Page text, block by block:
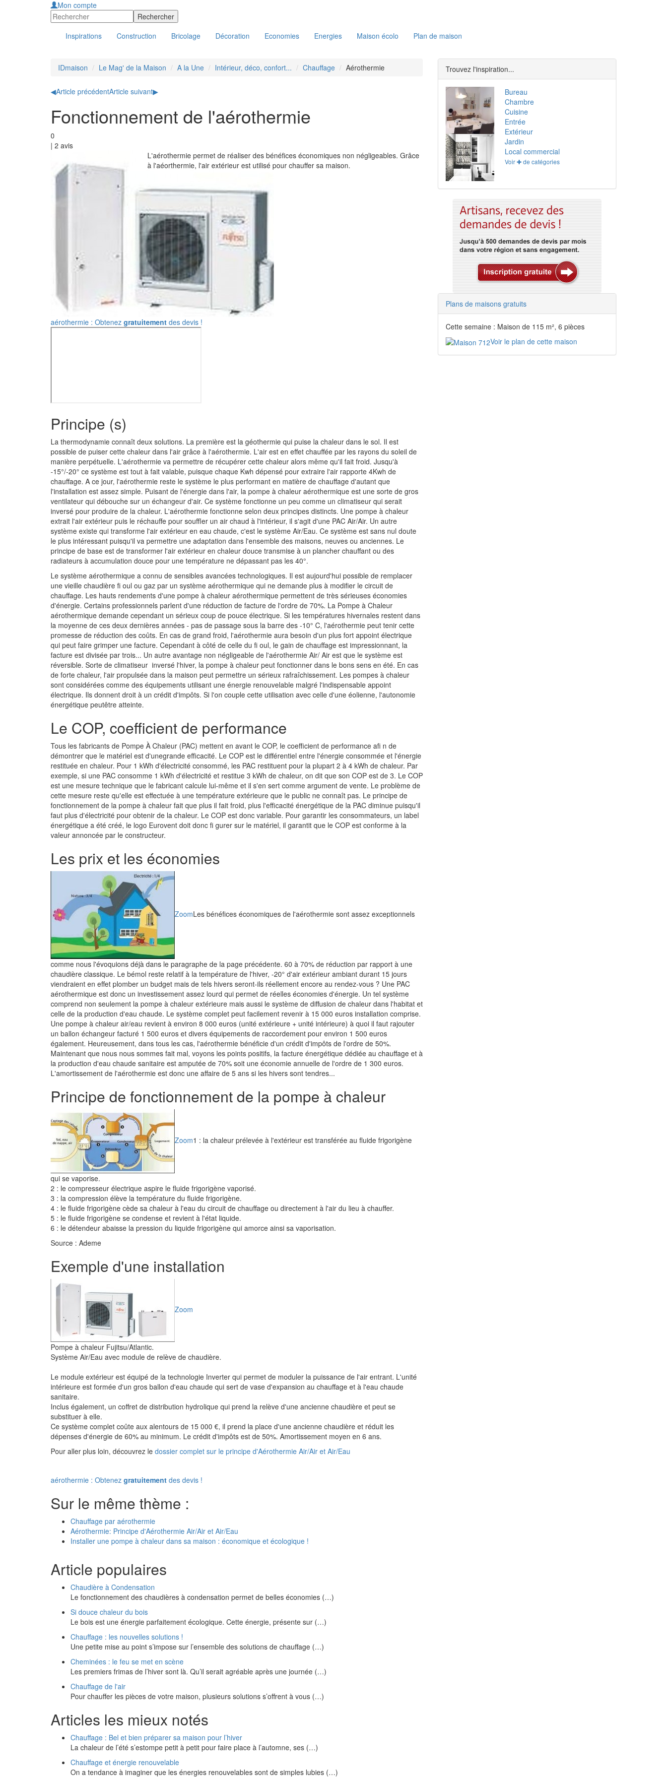
Mon compte
Inspirations Construction Bricolage Décoration Economies Energies Maison écolo Plan de maison
IDmaison Le Mag' de la Maison A la Une Intérieur, déco, confort... Chauffage Aérothermie
◀Article précédentArticle suivant▶
Fonctionnement de l'aérothermie
0
| 2 avis
L'aérothermie permet de réaliser des bénéfices économiques non négligeables. Grâce
à l'aéorthermie, l'air extérieur est utilisé pour chauffer sa maison.
aérothermie : Obtenez gratuitement des devis !
Principe (s)
La thermodynamie connaît deux solutions. La première est la géothermie qui puise la chaleur dans le sol. Il est
possible de puiser cette chaleur dans l'air grâce à l'aérothermie. L'air est en effet chauffée par les rayons du soleil de
manière perpétuelle. L'aérothermie va permettre de récupérer cette chaleur alors même qu'il fait froid. Jusqu'à
-15°/-20° ce système est tout à fait valable, puisque chaque Kwh dépensé pour extraire l'air rapporte 4Kwh de
chauffage. A ce jour, l'aérothermie reste le système le plus performant en matière de chauffage d'autant que
l'installation est assez simple. Puisant de l'énergie dans l'air, la pompe à chaleur aérothermique est une sorte de gros
ventilateur qui débouche sur un échangeur d'air. Ce système fonctionne un peu comme un climatiseur qui serait
inversé pour produire de la chaleur. L'aérothermie fonctionne selon deux principes distincts. Une pompe à chaleur
extrait l'air extérieur puis le réchauffe pour souffler un air chaud à l'intérieur, il s'agit d'une PAC Air/Air. Un autre
système existe qui transforme l'air extérieur en eau chaude, c'est le système Air/Eau. Ce système est sans nul doute
le plus intéressant puisqu'il va permettre une adaptation dans l'ensemble des maisons, neuves ou anciennes. Le
principe de base est de transformer l'air extérieur en chaleur douce transmise à un plancher chauffant ou des
radiateurs à accumulation douce pour une température ne dépassant pas les 40°.
Le système aérothermique a connu de sensibles avancées technologiques. Il est aujourd'hui possible de remplacer
une vieille chaudière fi oul ou gaz par un système aérothermique qui ne demande plus à modifier le circuit de
chauffage. Les hauts rendements d'une pompe à chaleur aérothermique permettent de très sérieuses économies
d'énergie. Certains professionnels parlent d'une réduction de facture de l'ordre de 70%. La Pompe à Chaleur
aérothermique demande cependant un sérieux coup de pouce électrique. Si les températures hivernales restent dans
la moyenne de ces deux dernières années - pas de passage sous la barre des -10° C, l'aérothermie peut tenir cette
promesse de réduction des coûts. En cas de grand froid, l'aérothermie aura besoin d'un plus fort appoint électrique
qui peut faire grimper une facture. Cependant à côté de celle du fi oul, le gain de chauffage est impressionnant, la
facture est divisée par trois... Un autre avantage non négligeable de l'aérothermie Air/ Air est que le système est
réversible. Sorte de climatiseur inversé l'hiver, la pompe à chaleur peut fonctionner dans le bons sens en été. En cas
de forte chaleur, l'air propulsée dans la maison peut permettre un sérieux rafraîchissement. Les pompes à chaleur
sont considérées comme des équipements utilisant une énergie renouvelable malgré l'indispensable appoint
électrique. Ils donnent droit à un crédit d'impôts. Si l'on couple cette utilisation avec celle d'une éolienne, l'autonomie
énergétique peutêtre atteinte.
Le COP, coefficient de performance
Tous les fabricants de Pompe À Chaleur (PAC) mettent en avant le COP, le coefficient de performance afi n de
démontrer que le matériel est d'unegrande efficacité. Le COP est le différentiel entre l'énergie consommée et l'énergie
restituée en chaleur. Pour 1 kWh d'électricité consommé, les PAC restituent pour la plupart 2 à 4 kWh de chaleur. Par
exemple, si une PAC consomme 1 kWh d'électricité et restitue 3 kWh de chaleur, on dit que son COP est de 3. Le COP
est une mesure technique que le fabricant calcule lui-même et il s'en sert comme argument de vente. Le problème de
cette mesure reste qu'elle est effectuée à une température extérieure que le public ne connaît pas. Le principe de
fonctionnement de la pompe à chaleur fait que plus il fait froid, plus l'efficacité énergétique de la PAC diminue puisqu'il
faut plus d'électricité pour obtenir de la chaleur. Le COP est donc variable. Pour garantir les consommateurs, un label
énergétique a été créé, le logo Eurovent doit donc fi gurer sur le matériel, il garantit que le COP est conforme à la
valeur annoncée par le constructeur.
Les prix et les économies
ZoomLes bénéfices économiques de l'aérothermie sont assez exceptionnels
comme nous l'évoquions déjà dans le paragraphe de la page précédente. 60 à 70% de réduction par rapport à une
chaudière classique. Le bémol reste relatif à la température de l'hiver, -20° d'air extérieur ambiant durant 15 jours
viendraient en effet plomber un budget mais de tels hivers seront-ils réellement encore au rendez-vous ? Une PAC
aérothermique est donc un investissement assez lourd qui permet de réelles économies d'énergie. Un tel système
comprend non seulement la pompe à chaleur extérieure mais aussi le système de diffusion de chaleur dans l'habitat et
celle de la production d'eau chaude. Le système complet peut facilement revenir à 15 000 euros installation comprise.
Une pompe à chaleur air/eau revient à environ 8 000 euros (unité extérieure + unité intérieure) à quoi il faut rajouter
un ballon échangeur facturé 1 500 euros et divers équipements de raccordement pour environ 1 500 euros
également. Heureusement, dans tous les cas, l'aérothermie bénéficie d'un crédit d'impôts de l'ordre de 50%.
Maintenant que nous nous sommes fait mal, voyons les points positifs, la facture énergétique dédiée au chauffage et à
la production d'eau chaude sanitaire est amputée de 70% soit une économie annuelle de l'ordre de 1 300 euros.
L'amortissement de l'aérothermie est donc une affaire de 5 ans si les hivers sont tendres...
Principe de fonctionnement de la pompe à chaleur
Zoom1 : la chaleur prélevée à l'extérieur est transférée au fluide frigorigène
qui se vaporise.
2 : le compresseur électrique aspire le fluide frigorigène vaporisé.
3 : la compression élève la température du fluide frigorigène.
4 : le fluide frigorigène cède sa chaleur à l'eau du circuit de chauffage ou directement à l'air du lieu à chauffer.
5 : le fluide frigorigène se condense et revient à l'état liquide.
6 : le détendeur abaisse la pression du liquide frigorigène qui amorce ainsi sa vaporisation.
Source : Ademe
Exemple d'une installation
Zoom
Pompe à chaleur Fujitsu/Atlantic.
Système Air/Eau avec module de relève de chaudière.
Le module extérieur est équipé de la technologie Inverter qui permet de moduler la puissance de l'air entrant. L'unité
intérieure est formée d'un gros ballon d'eau chaude qui sert de vase d'expansion au chauffage et à l'eau chaude
sanitaire.
Inclus également, un coffret de distribution hydrolique qui prend la relève d'une ancienne chaudière et peut se
substituer à elle.
Ce système complet coûte aux alentours de 15 000 €, il prend la place d'une ancienne chaudière et réduit les
dépenses d'énergie de 60% au minimum. Le crédit d'impôts est de 50%. Amortissement moyen en 6 ans.
Pour aller plus loin, découvrez le dossier complet sur le principe d'Aérothermie Air/Air et Air/Eau
aérothermie : Obtenez gratuitement des devis !
Sur le même thème :
Chauffage par aérothermie
Aérothermie: Principe d'Aérothermie Air/Air et Air/Eau
Installer une pompe à chaleur dans sa maison : économique et écologique !
Article populaires
Chaudière à Condensation
Le fonctionnement des chaudières à condensation permet de belles économies (…)
Si douce chaleur du bois
Le bois est une énergie parfaitement écologique. Cette énergie, présente sur (…)
Chauffage : les nouvelles solutions !
Une petite mise au point s’impose sur l’ensemble des solutions de chauffage (…)
Cheminées : le feu se met en scène
Les premiers frimas de l’hiver sont là. Qu’il serait agréable après une journée (…)
Chauffage de l'air
Pour chauffer les pièces de votre maison, plusieurs solutions s’offrent à vous (…)
Articles les mieux notés
Chauffage : Bel et bien préparer sa maison pour l’hiver
La chaleur de l’été s’estompe petit à petit pour faire place à l’automne, ses (…)
Chauffage et énergie renouvelable
On a tendance à imaginer que les énergies renouvelables sont de simples lubies (…)
Trouvez l'inspiration...
Bureau
Chambre
Cuisine
Entrée
Extérieur
Jardin
Local commercial
Voir ✚ de catégories
Plans de maisons gratuits
Cette semaine : Maison de 115 m², 6 pièces
Voir le plan de cette maison